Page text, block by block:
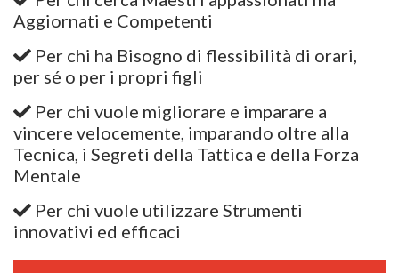
Aggiornati e Competenti
Per chi ha Bisogno di flessibilità di orari,
per sé o per i propri figli
Per chi vuole migliorare e imparare a
vincere velocemente, imparando oltre alla
Tecnica, i Segreti della Tattica e della Forza
Mentale
Per chi vuole utilizzare Strumenti
innovativi ed efficaci